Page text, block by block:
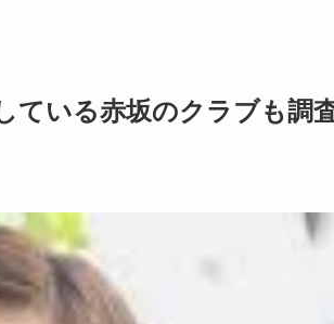
ている赤坂のクラブも調